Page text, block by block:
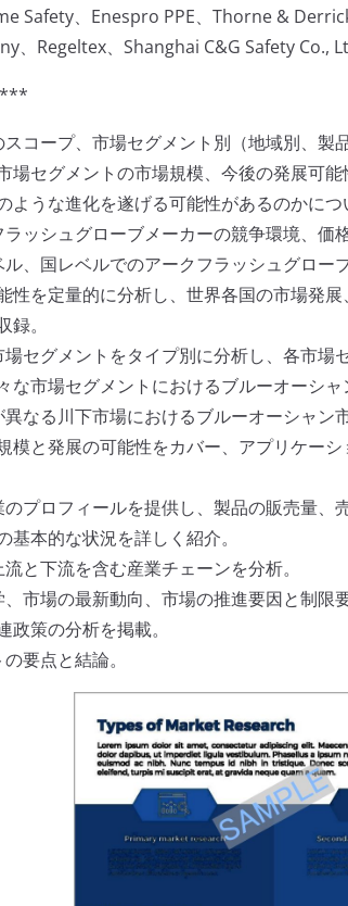
Safety、Enespro PPE、Thorne &
、Regeltex、Shanghai C&G Safety Co.,
***
コープ、市場セグメント別（地域別、製
場セグメントの市場規模、今後の発展可
ような進化を遂げる可能性があるのかにつ
ッシュグローブメーカーの競争環境、価
、国レベルでのアークフラッシュグロー
性を定量的に分析し、世界各国の市場発展
。
セグメントをタイプ別に分析し、各市場
な市場セグメントにおけるブルーオーシャ
なる川下市場におけるブルーオーシャン
模と発展の可能性をカバー、アプリケー
プロフィールを提供し、製品の販売量、
基本的な状況を詳しく紹介。
と下流を含む産業チェーンを分析。
市場の最新動向、市場の推進要因と制限
政策の分析を掲載。
要点と結論。